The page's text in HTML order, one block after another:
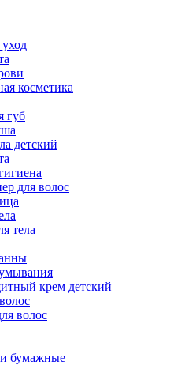
косметика
губ
детский
для волос
тела
крем детский
волос
бумажные